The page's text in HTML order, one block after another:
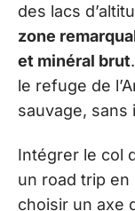
des lacs
zone
et minéral brut
le refuge de
sauvage,
Intégrer le col
un road trip en
choisir un axe